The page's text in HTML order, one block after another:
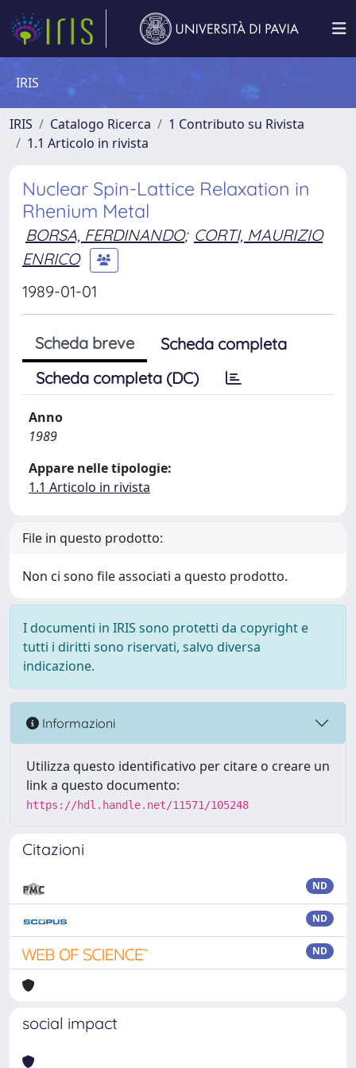
IRIS
IRIS Catalogo Ricerca
1 Contributo su Rivista
1.1 Articolo in rivista
Nuclear Spin-Lattice Relaxation in
Rhenium Metal
BORSA, FERDINANDO; CORTI, MAURIZIO
ENRICO
1989-01-01
Scheda breve
Scheda completa
Scheda completa (DC)
Anno
1989
Appare nelle tipologie:
1.1 Articolo in rivista
File in questo prodotto:
Non ci sono file associati a questo prodotto.
I documenti in IRIS sono protetti da copyright e
tutti i diritti sono riservati, salvo diversa
indicazione.
Informazioni
Utilizza questo identificativo per citare o creare un
link a questo documento:
https://hdl.handle.net/11571/105248
Citazioni
ND
ND
ND
social impact